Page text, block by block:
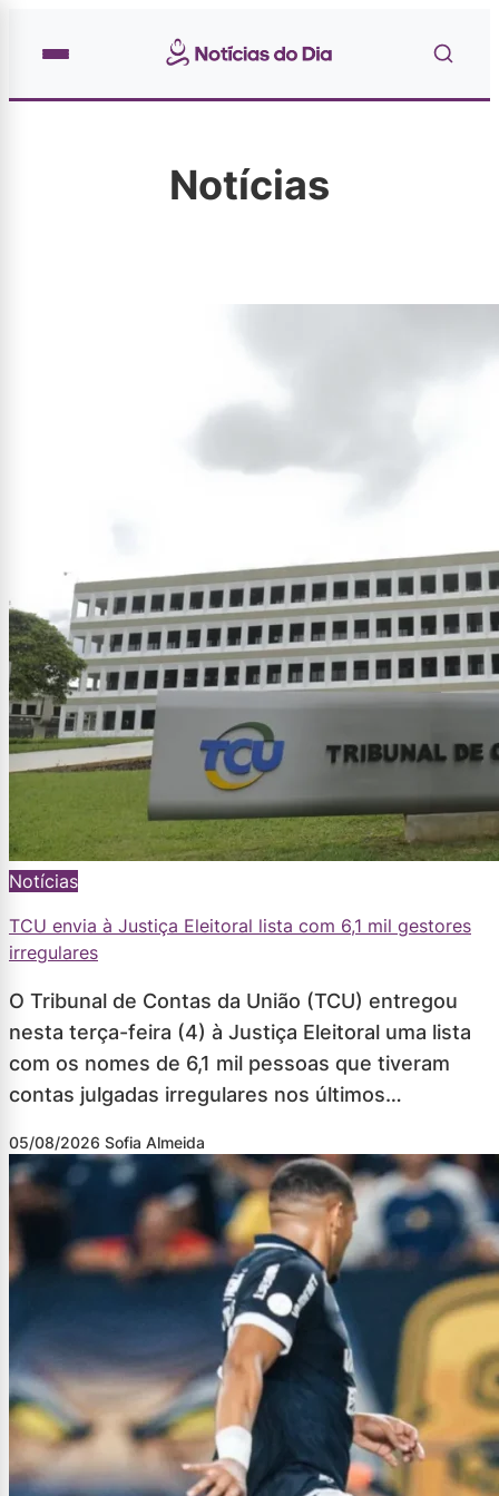
Notícias
Notícias
TCU envia à Justiça Eleitoral lista com 6,1 mil gestores
irregulares
O Tribunal de Contas da União (TCU) entregou
nesta terça-feira (4) à Justiça Eleitoral uma lista
com os nomes de 6,1 mil pessoas que tiveram
contas julgadas irregulares nos últimos…
05/08/2026 Sofia Almeida